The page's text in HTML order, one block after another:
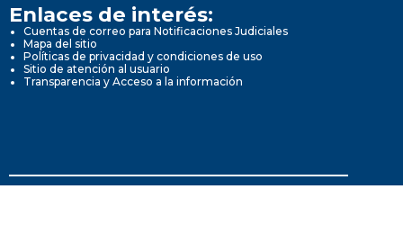
Enlaces de interés:
Cuentas de correo para Notificaciones Judiciales
Mapa del sitio
Políticas de privacidad y condiciones de uso
Sitio de atención al usuario
Transparencia y Acceso a la información